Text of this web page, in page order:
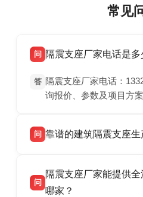
常见
问 隔震支座厂家电话是多
答 隔震支座厂家电话：
询报价、参数及项目方案
问 靠谱的建筑隔震支座生
震支座厂家，专业生产
HDR 高阻尼、FPS 摩擦
问
隔震支座厂家能提供
哪家？